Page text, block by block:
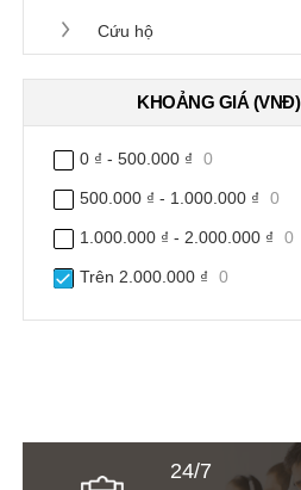
Cứu hộ
KHOẢNG GIÁ (VNĐ)
0 ₫ - 500.000 ₫ 0
500.000 ₫ - 1.000.000 ₫ 0
1.000.000 ₫ - 2.000.000 ₫ 0
Trên 2.000.000 ₫ 0
24/7